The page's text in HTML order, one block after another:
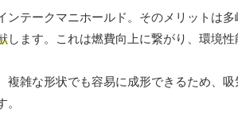
テークマニホールド。そのメリットは多
します。これは燃費向上に繋がり、環境
複雑な形状でも容易に成形できるため、